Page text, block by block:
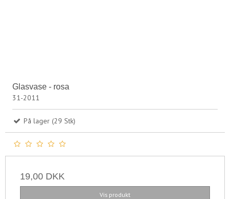
Glasvase - rosa
31-2011
På lager (29 Stk)
19,00 DKK
Vis produkt